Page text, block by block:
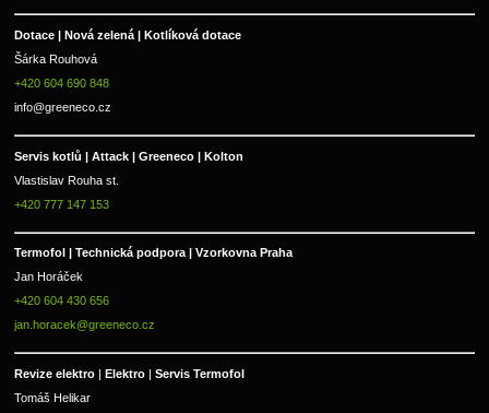
Dotace | Nová zelená | Kotlíková dotace
Šárka Rouhová
+420 604 690 848
info@greeneco.cz
Servis kotlů | Attack | Greeneco | Kolton
Vlastislav Rouha st.
+420 777 147 153
Termofol | Technická podpora | Vzorkovna Praha
Jan Horáček
+420 604 430 656
jan.horacek@greeneco.cz
Revize elektro | Elektro | Servis Termofol
Tomáš Helikar